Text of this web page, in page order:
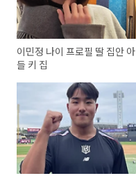
이민정 나이 프로필 딸 집안 아
들 키 집